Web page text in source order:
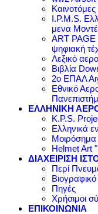
Καινοτόμες
I.P.M.S.
μενα
ART PAGE
ψηφιακή
Λεξικό
Βιβλία
2ο ΕΠΑΛ
Εθνικό
ΕΛΛΗΝΙΚΗ
K.P.S.
Ελληνικά
Helmet Art
ΔΙΑΧΕΙΡΙΣΗ
Περί
Βιογραφικό
Πηγές
Χρήσιμοι
ΕΠΙΚΟΙΝΩΝΙΑ